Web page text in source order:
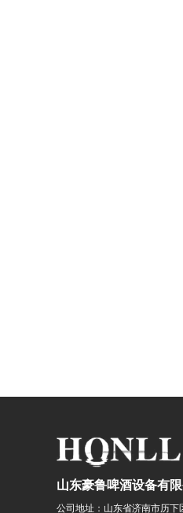
山东豪鲁啤酒设备有限
公司地址： 山东省济南市历